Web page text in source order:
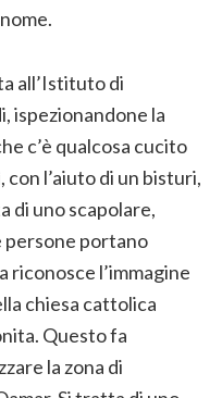
all’Istituto di
ispezionandone la
c’è qualcosa cucito
l’aiuto di un bisturi,
di uno scapolare,
persone portano
riconosce l’immagine
chiesa cattolica
Questo fa
la zona di